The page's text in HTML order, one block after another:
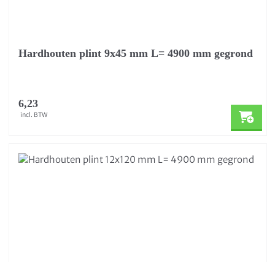
Hardhouten plint 9x45 mm L= 4900 mm gegrond
6,23
incl. BTW